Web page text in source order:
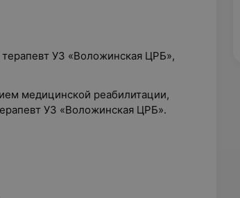
УЗ «Воложинская ЦРБ»,
медицинской реабилитации,
УЗ «Воложинская ЦРБ».